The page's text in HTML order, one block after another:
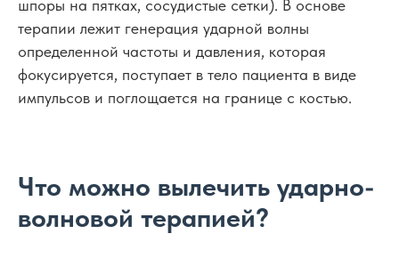
шпоры на пятках, сосудистые сетки). В основе
терапии лежит генерация ударной волны
определенной частоты и давления, которая
фокусируется, поступает в тело пациента в виде
импульсов и поглощается на границе с костью.
Что можно вылечить ударно-
волновой терапией?